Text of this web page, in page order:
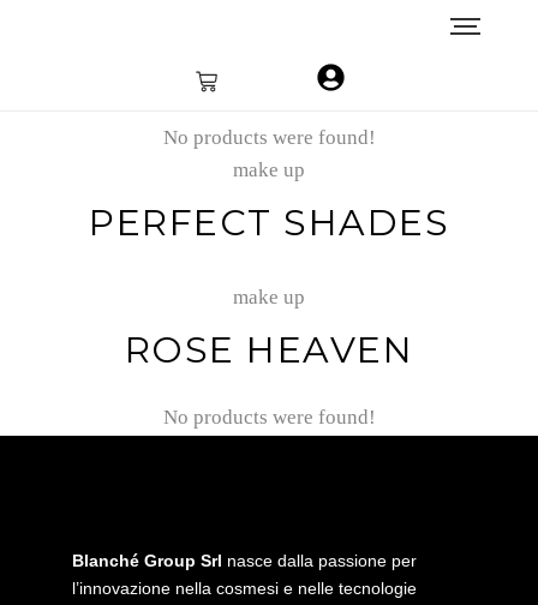
No products were found!
make up
PERFECT SHADES
make up
ROSE HEAVEN
No products were found!
Blanché Group Srl nasce dalla passione per
l’innovazione nella cosmesi e nelle tecnologie